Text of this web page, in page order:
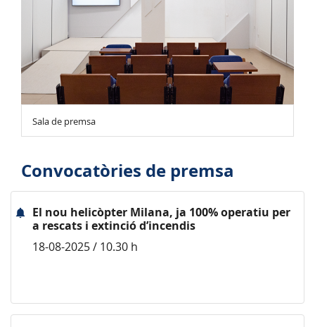
Sala de premsa
Convocatòries de premsa
El nou helicòpter Milana, ja 100% operatiu per
a rescats i extinció d’incendis
18-08-2025 / 10.30 h